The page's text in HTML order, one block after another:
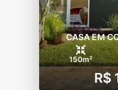
CASA EM
150m²
R$